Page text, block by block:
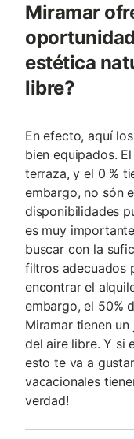
Miramar
estética
libre?
En efecto, aquí
bien equipados.
terraza, y el 0 %
embargo, no són
disponibilidades
es muy
buscar con la
filtros adecuados
encontrar el
embargo, el 50%
Miramar tienen
del aire libre. Y si
esto te va a
vacacionales
verdad!